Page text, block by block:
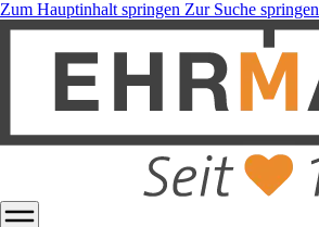
Zum Hauptinhalt springen Zur Suche springen